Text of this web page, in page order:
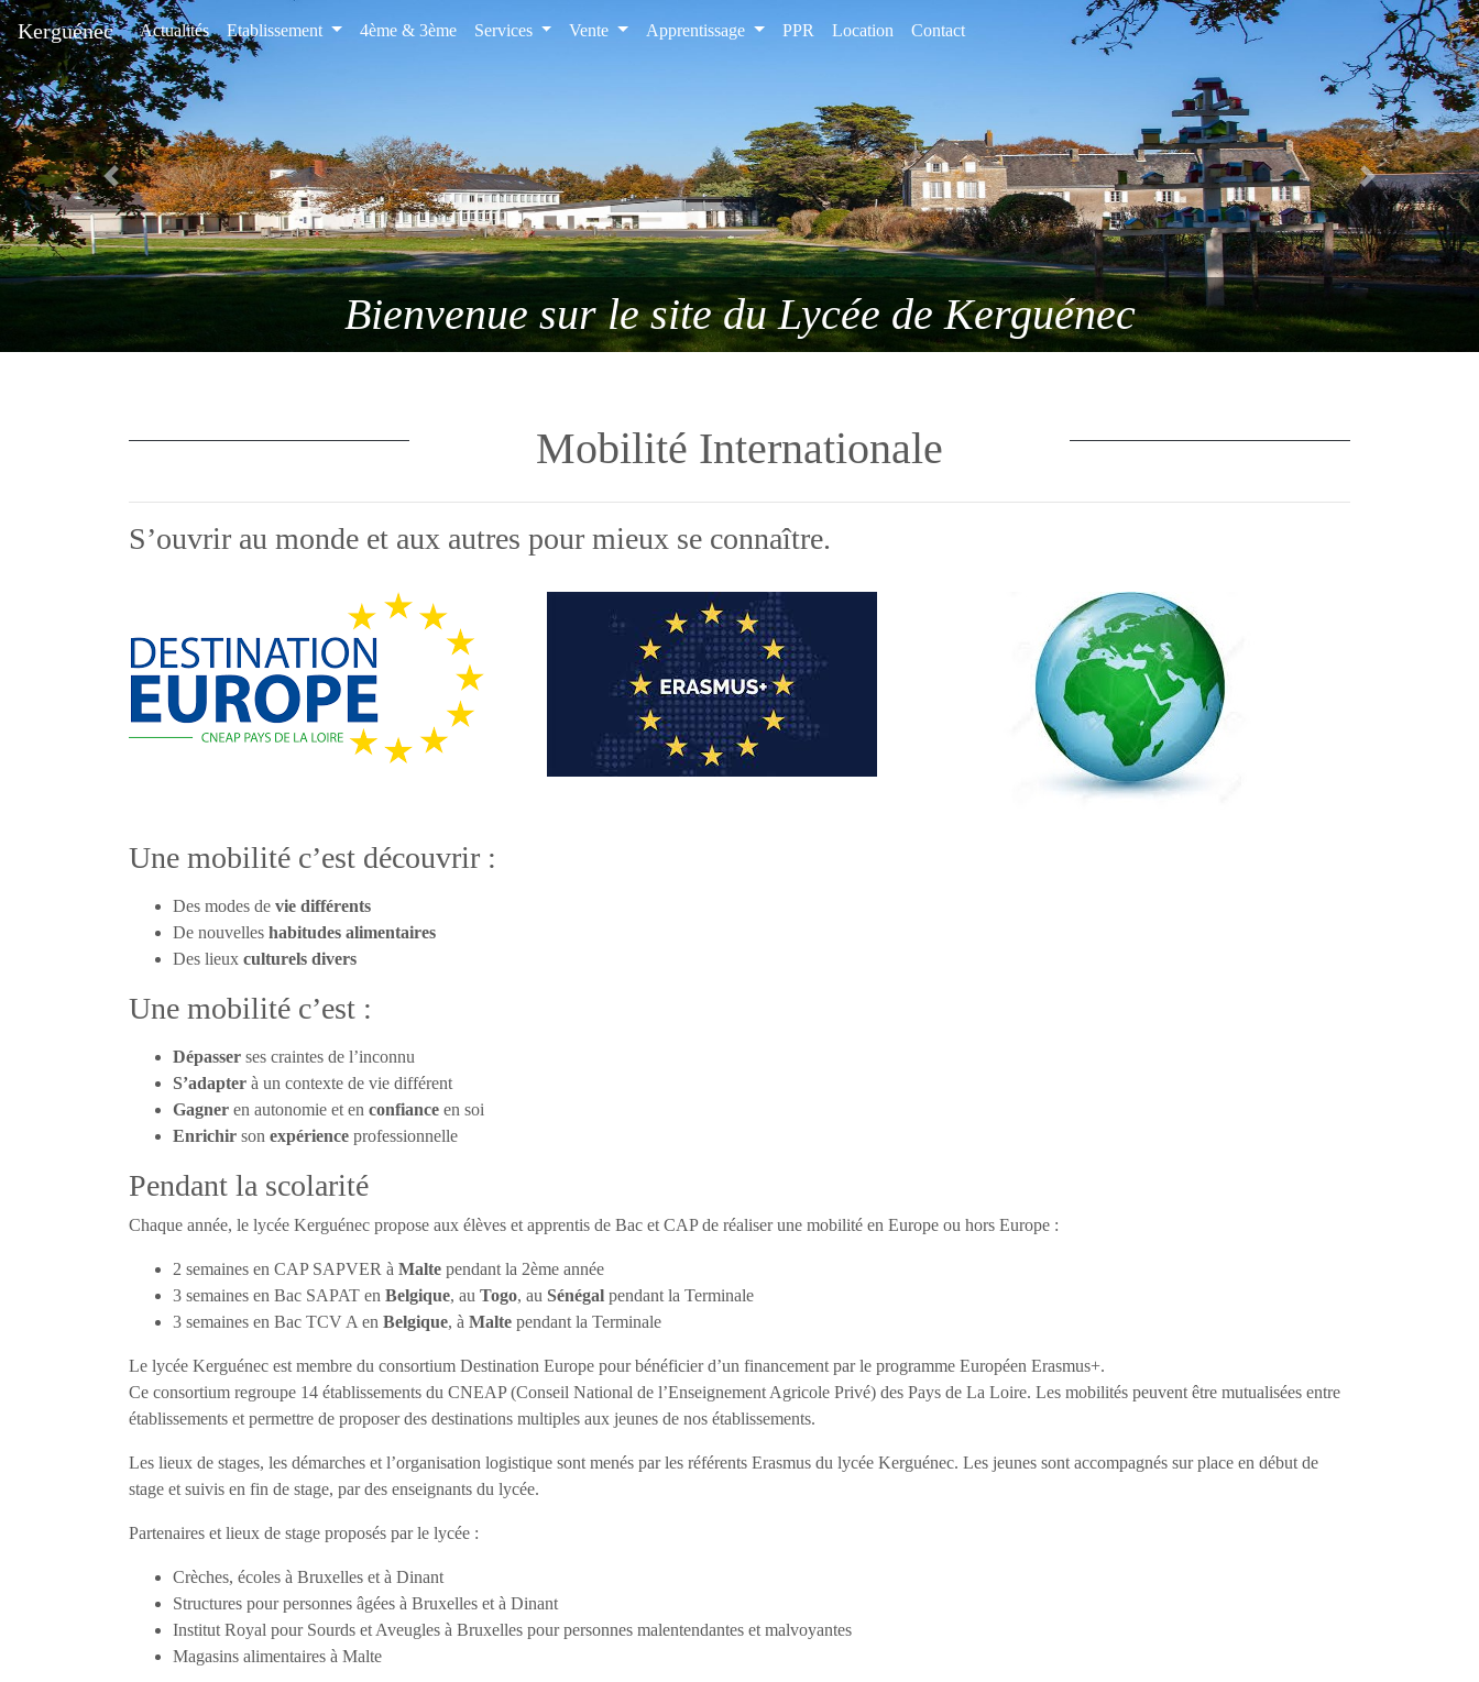
Kerguénec Actualités Etablissement 4ème & 3ème Services Vente Apprentissage PPR Location Contact
Bienvenue sur le site du Lycée de Kerguénec
Nos formations: 4ème & 3ème Professionnelle - Bac pro SAPAT - Bac pro TCVA - CAP SAPVER .
Previous Next
Mobilité Internationale
S’ouvrir au monde et aux autres pour mieux se connaître.
Une mobilité c’est découvrir :
Des modes de vie différents
De nouvelles habitudes alimentaires
Des lieux culturels divers
Une mobilité c’est :
Dépasser ses craintes de l’inconnu
S’adapter à un contexte de vie différent
Gagner en autonomie et en confiance en soi
Enrichir son expérience professionnelle
Pendant la scolarité
Chaque année, le lycée Kerguénec propose aux élèves et apprentis de Bac et CAP de réaliser une mobilité en Europe ou hors Europe :
2 semaines en CAP SAPVER à Malte pendant la 2ème année
3 semaines en Bac SAPAT en Belgique, au Togo, au Sénégal pendant la Terminale
3 semaines en Bac TCV A en Belgique, à Malte pendant la Terminale
Le lycée Kerguénec est membre du consortium Destination Europe pour bénéficier d’un financement par le programme Européen Erasmus+.
Ce consortium regroupe 14 établissements du CNEAP (Conseil National de l’Enseignement Agricole Privé) des Pays de La Loire. Les mobilités peuvent être mutualisées entre
établissements et permettre de proposer des destinations multiples aux jeunes de nos établissements.
Les lieux de stages, les démarches et l’organisation logistique sont menés par les référents Erasmus du lycée Kerguénec. Les jeunes sont accompagnés sur place en début de
stage et suivis en fin de stage, par des enseignants du lycée.
Partenaires et lieux de stage proposés par le lycée :
Crèches, écoles à Bruxelles et à Dinant
Structures pour personnes âgées à Bruxelles et à Dinant
Institut Royal pour Sourds et Aveugles à Bruxelles pour personnes malentendantes et malvoyantes
Magasins alimentaires à Malte